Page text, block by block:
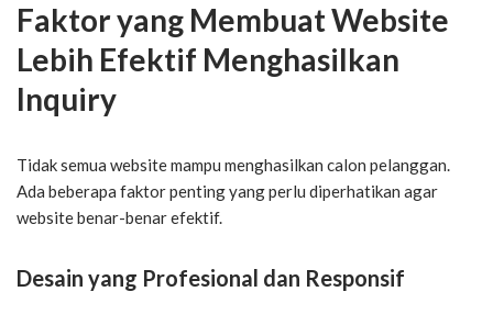
Faktor yang Membuat Website
Lebih Efektif Menghasilkan
Inquiry
Tidak semua website mampu menghasilkan calon pelanggan.
Ada beberapa faktor penting yang perlu diperhatikan agar
website benar-benar efektif.
Desain yang Profesional dan Responsif